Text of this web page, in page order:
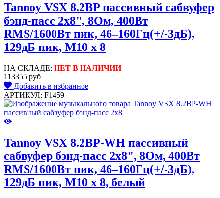
Tannoy VSX 8.2BP пассивный сабвуфер
бэнд-пасс 2x8", 8Ом, 400Вт
RMS/1600Вт пик, 46–160Гц(+/-3дБ),
129дБ пик, M10 x 8
НА СКЛАДЕ: НЕТ В НАЛИЧИИ
113355 руб
Добавить в избранное
АРТИКУЛ: F1459
Tannoy VSX 8.2BP-WH пассивный
сабвуфер бэнд-пасс 2x8", 8Ом, 400Вт
RMS/1600Вт пик, 46–160Гц(+/-3дБ),
129дБ пик, M10 x 8, белый